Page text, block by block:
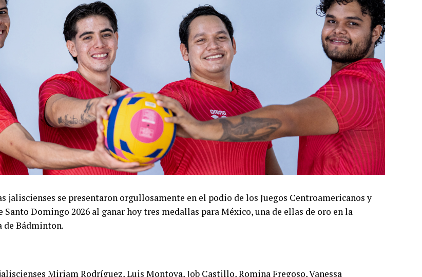
jaliscienses se presentaron orgullosamente en el podio de los Juegos Centroamericanos y
Santo Domingo 2026 al ganar hoy tres medallas para México, una de ellas de oro en la
de Bádminton.
Miriam Rodríguez, Luis Montoya, Job Castillo, Romina Fregoso, Vanessa